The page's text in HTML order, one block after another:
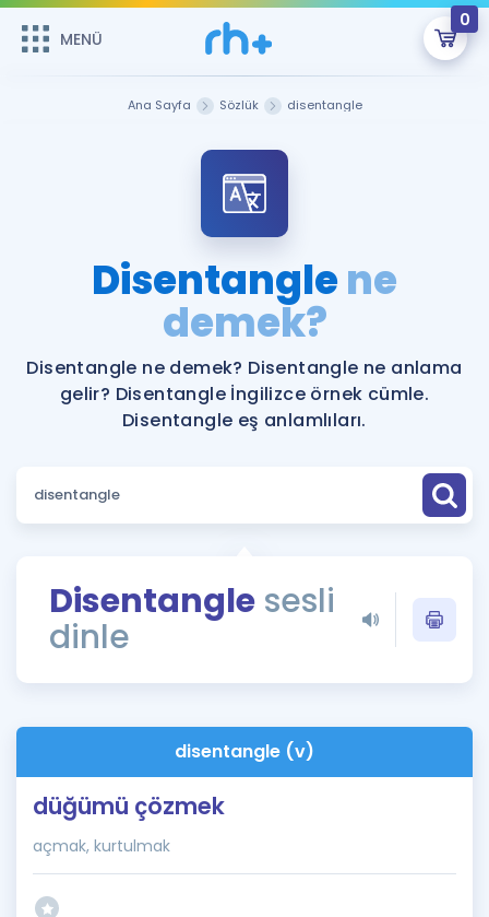
MENÜ
0
Şifremi Hatırlamıyorum
Sepetin Şu An Boş.
Remzi Hoca ile seni sınava hazırlayacak onlarca eğitim seni
bekliyor!
MENÜ
Katılımcı Görüşleri
Faydalı Araçlar
Ücretsiz Kaynaklar
Puan Hesaplama
ÖSYM Sınav Takvimi
Kampanyalar
İngilizce Gramer
İngilizce Gramer
Ana Sayfa Sözlük disentangle
Disentanglene
demek?
Disentangle ne demek? Disentangle ne anlama
gelir? Disentangle İngilizce örnek cümle.
Disentangle eş anlamlıları.
Disentangle sesli
dinle
disentangle (v)
düğümü çözmek
açmak, kurtulmak